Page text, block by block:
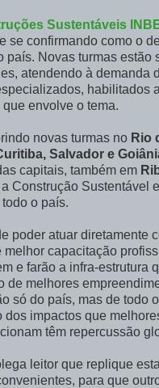
Sustentáveis
se confirmando como o
país. Novas turmas estão
atendendo à demanda
habilitados
envolve o tema.
novas turmas no Rio
Salvador e
capitais, também em
Construção Sustentável
o país.
poder atuar diretamente
capacitação
e farão a infra-estrutura
de melhores
só do país, mas de todo
dos impactos que
têm repercussão
leitor que replique
para que